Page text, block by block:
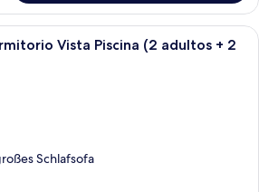
Ein Hotelzimmer mit Bett,
Vista Piscina (2 adultos + 2
Schlafsofa